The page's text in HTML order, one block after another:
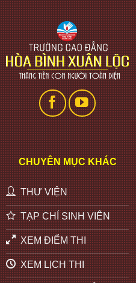
CHUYÊN MỤC KHÁC
THƯ VIỆN
TẠP CHÍ SINH VIÊN
XEM ĐIỂM THI
XEM LỊCH THI